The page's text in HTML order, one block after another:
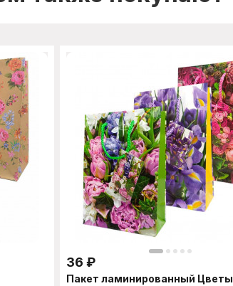
36 ₽
Пакет ламинированный Цветы